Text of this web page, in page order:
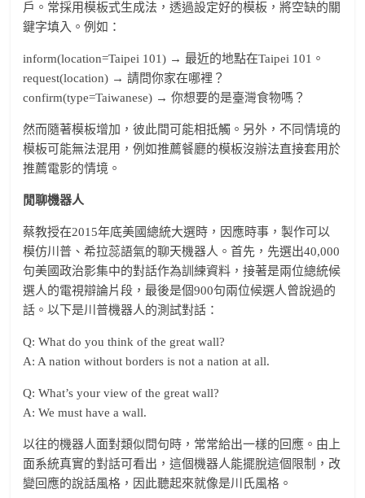
戶。常採用模板式生成法，透過設定好的模板，將空缺的關
鍵字填入。例如：
inform(location=Taipei 101) → 最近的地點在Taipei 101。
request(location) → 請問你家在哪裡？
confirm(type=Taiwanese) → 你想要的是臺灣食物嗎？
然而隨著模板增加，彼此間可能相抵觸。另外，不同情境的
模板可能無法混用，例如推薦餐廳的模板沒辦法直接套用於
推薦電影的情境。
閒聊機器人
蔡教授在2015年底美國總統大選時，因應時事，製作可以
模仿川普、希拉蕊語氣的聊天機器人。首先，先選出40,000
句美國政治影集中的對話作為訓練資料，接著是兩位總統候
選人的電視辯論片段，最後是個900句兩位候選人曾說過的
話。以下是川普機器人的測試對話：
Q: What do you think of the great wall?
A: A nation without borders is not a nation at all.
Q: What’s your view of the great wall?
A: We must have a wall.
以往的機器人面對類似問句時，常常給出一樣的回應。由上
面系統真實的對話可看出，這個機器人能擺脫這個限制，改
變回應的說話風格，因此聽起來就像是川氏風格。